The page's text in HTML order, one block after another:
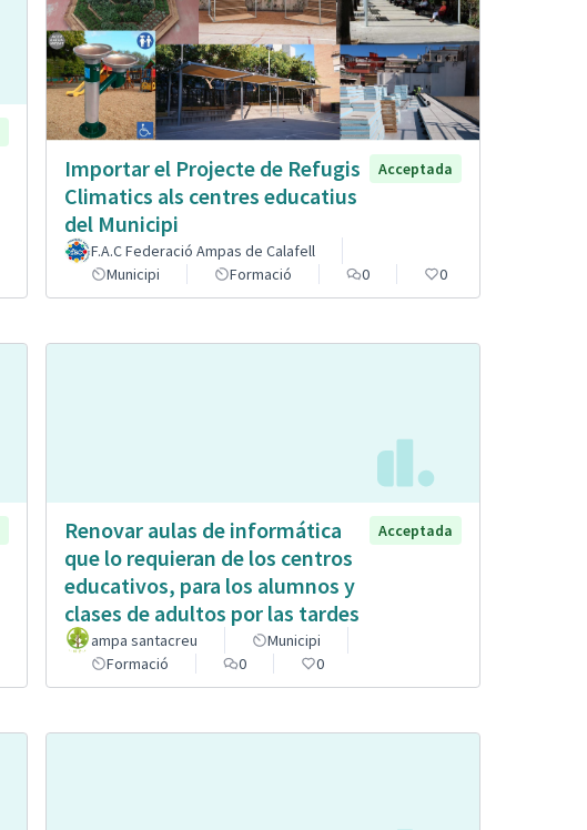
Importar el Projecte de Refugis
Climatics als centres educatius
del Municipi
Acceptada
F.A.C Federació Ampas de Calafell
Municipi
Formació 0 0
Renovar aulas de informática
que lo requieran de los centros
educativos, para los alumnos y
clases de adultos por las tardes
Acceptada
ampa santacreu
Municipi
Formació
0 0